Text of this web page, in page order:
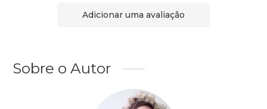
Adicionar uma avaliação
Sobre o Autor